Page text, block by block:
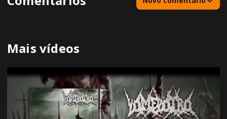
Mais vídeos